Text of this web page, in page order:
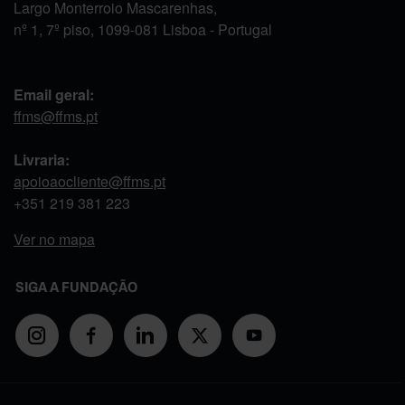
Largo Monterroio Mascarenhas,
nº 1, 7º piso, 1099-081 Lisboa - Portugal
Email geral:
ffms@ffms.pt
Livraria:
apoioaocliente@ffms.pt
+351 219 381 223
Ver no mapa
SIGA A FUNDAÇÃO